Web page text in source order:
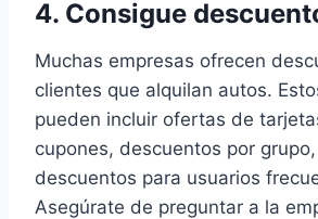
4. Consigue
Muchas empresas ofrecen
clientes que alquilan autos.
pueden incluir ofertas de
cupones, descuentos por
descuentos para usuarios
Asegúrate de preguntar a la